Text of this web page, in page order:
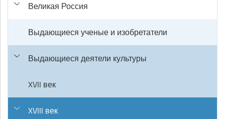
Великая Россия
Выдающиеся ученые и изобретатели
Выдающиеся деятели культуры
XVII век
XVIII век